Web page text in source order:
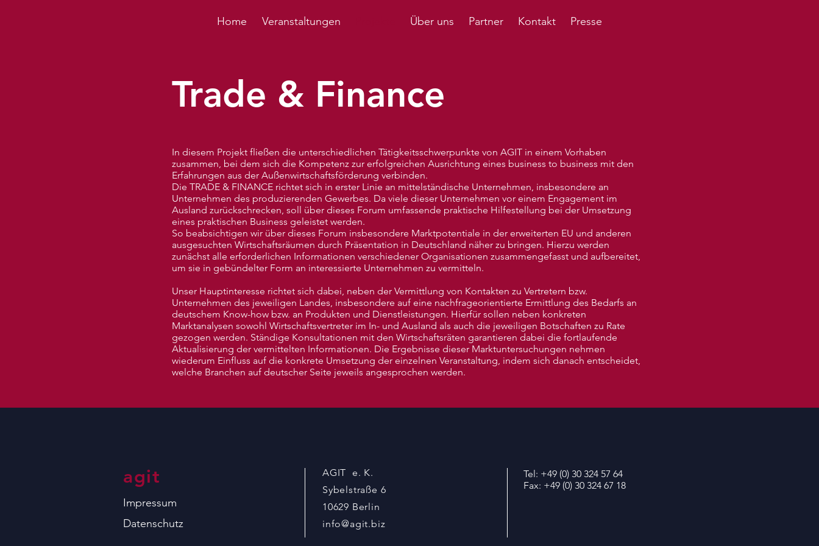
Home Veranstaltungen Über uns Partner Kontakt Presse
Trade & Finance
In diesem Projekt fließen die unterschiedlichen Tätigkeitsschwerpunkte von AGIT in einem Vorhaben
zusammen, bei dem sich die Kompetenz zur erfolgreichen Ausrichtung eines business to business mit den
Erfahrungen aus der Außenwirtschaftsförderung verbinden.
Die TRADE & FINANCE richtet sich in erster Linie an mittelständische Unternehmen, insbesondere an
Unternehmen des produzierenden Gewerbes. Da viele dieser Unternehmen vor einem Engagement im
Ausland zurückschrecken, soll über dieses Forum umfassende praktische Hilfestellung bei der Umsetzung
eines praktischen Business geleistet werden.
So beabsichtigen wir über dieses Forum insbesondere Marktpotentiale in der erweiterten EU und anderen
ausgesuchten Wirtschaftsräumen durch Präsentation in Deutschland näher zu bringen. Hierzu werden
zunächst alle erforderlichen Informationen verschiedener Organisationen zusammengefasst und aufbereitet,
um sie in gebündelter Form an interessierte Unternehmen zu vermitteln.
Unser Hauptinteresse richtet sich dabei, neben der Vermittlung von Kontakten zu Vertretern bzw.
Unternehmen des jeweiligen Landes, insbesondere auf eine nachfrageorientierte Ermittlung des Bedarfs an
deutschem Know-how bzw. an Produkten und Dienstleistungen. Hierfür sollen neben konkreten
Marktanalysen sowohl Wirtschaftsvertreter im In- und Ausland als auch die jeweiligen Botschaften zu Rate
gezogen werden. Ständige Konsultationen mit den Wirtschaftsräten garantieren dabei die fortlaufende
Aktualisierung der vermittelten Informationen. Die Ergebnisse dieser Marktuntersuchungen nehmen
wiederum Einfluss auf die konkrete Umsetzung der einzelnen Veranstaltung, indem sich danach entscheidet,
welche Branchen auf deutscher Seite jeweils angesprochen werden.
agit
Impressum
Datenschutz
AGIT e. K.
Sybelstraße 6
10629 Berlin
info@agit.biz
Tel: +49 (0) 30 324 57 64
Fax: +49 (0) 30 324 67 18